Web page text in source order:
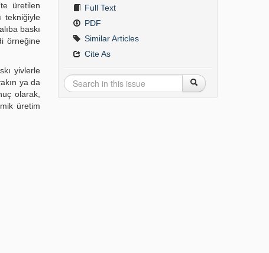
üretilen
tekniğiyle
baskı
örneğine
yivlerle
ya da
olarak,
üretim
Full Text
PDF
Similar Articles
Cite As